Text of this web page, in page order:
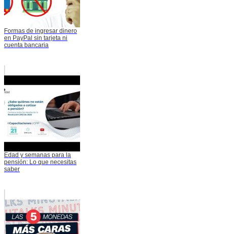
Formas de ingresar dinero
en PayPal sin tarjeta ni
cuenta bancaria
Edad y semanas para la
pensión: Lo que necesitas
saber